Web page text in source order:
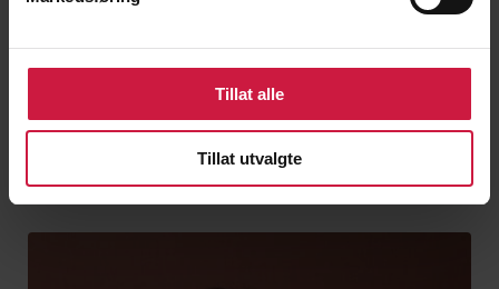
Tillat alle
Tillat utvalgte